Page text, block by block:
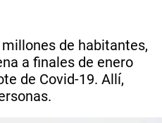
de habitantes,
a finales de enero
de Covid-19. Allí,